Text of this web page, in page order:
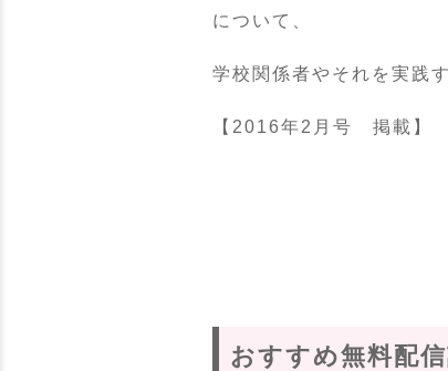
について、
学校関係者やそれを実践
【 2016年2 月号 掲載】
おすすめ無料配